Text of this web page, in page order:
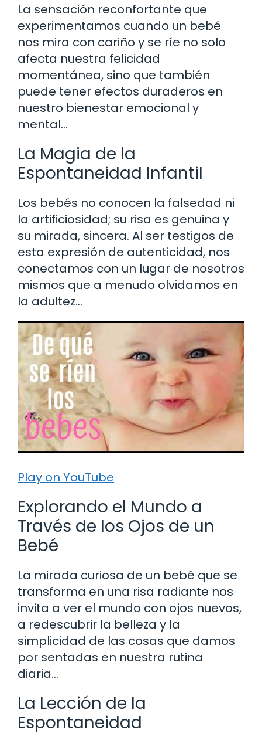
La sensación reconfortante que
experimentamos cuando un bebé
nos mira con cariño y se ríe no solo
afecta nuestra felicidad
momentánea, sino que también
puede tener efectos duraderos en
nuestro bienestar emocional y
mental…
La Magia de la
Espontaneidad Infantil
Los bebés no conocen la falsedad ni
la artificiosidad; su risa es genuina y
su mirada, sincera. Al ser testigos de
esta expresión de autenticidad, nos
conectamos con un lugar de nosotros
mismos que a menudo olvidamos en
la adultez…
Play on YouTube
Explorando el Mundo a
Través de los Ojos de un
Bebé
La mirada curiosa de un bebé que se
transforma en una risa radiante nos
invita a ver el mundo con ojos nuevos,
a redescubrir la belleza y la
simplicidad de las cosas que damos
por sentadas en nuestra rutina
diaria…
La Lección de la
Espontaneidad